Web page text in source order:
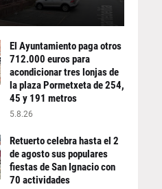
El Ayuntamiento paga otros
712.000 euros para
acondicionar tres lonjas de
la plaza Pormetxeta de 254,
45 y 191 metros
5.8.26
Retuerto celebra hasta el 2
de agosto sus populares
fiestas de San Ignacio con
70 actividades